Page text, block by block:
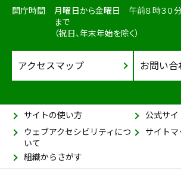
開庁時間
月曜日から金曜日 午前８時３０
まで
（祝日、年末年始を除く）
アクセスマップ お問い合
サイトの使い方
公式サ
ウェブアクセシビリティにつ
いて
サイト
組織からさがす